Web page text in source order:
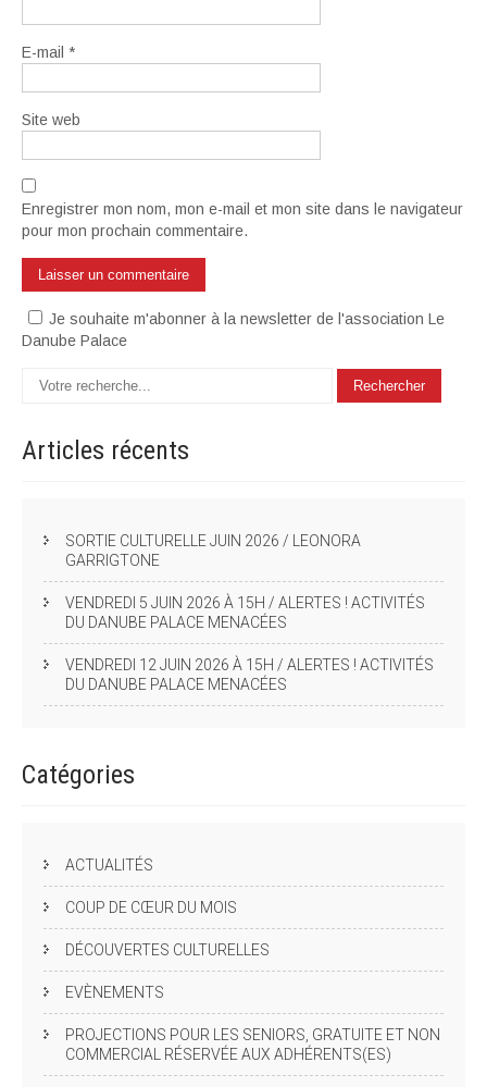
E-mail *
Site web
Enregistrer mon nom, mon e-mail et mon site dans le navigateur
pour mon prochain commentaire.
Je souhaite m'abonner à la newsletter de l'association Le
Danube Palace
Articles récents
SORTIE CULTURELLE JUIN 2026 / LEONORA
GARRIGTONE
VENDREDI 5 JUIN 2026 À 15H / ALERTES ! ACTIVITÉS
DU DANUBE PALACE MENACÉES
VENDREDI 12 JUIN 2026 À 15H / ALERTES ! ACTIVITÉS
DU DANUBE PALACE MENACÉES
Catégories
ACTUALITÉS
COUP DE CŒUR DU MOIS
DÉCOUVERTES CULTURELLES
EVÈNEMENTS
PROJECTIONS POUR LES SENIORS, GRATUITE ET NON
COMMERCIAL RÉSERVÉE AUX ADHÉRENTS(ES)